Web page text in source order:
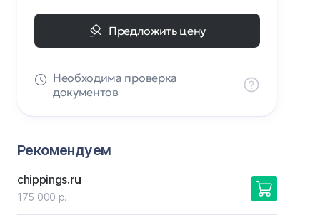
Предложить цену
Необходима проверка
документов
Рекомендуем
chippings.ru
175 000 р.